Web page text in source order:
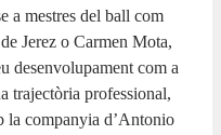
a mestres del ball com
Jerez o Carmen Mota,
desenvolupament com a
trajectòria professional,
la companyia d’Antonio